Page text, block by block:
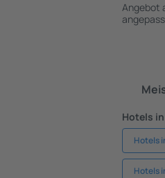
Angebot
Hotels
Hotels
Hotels